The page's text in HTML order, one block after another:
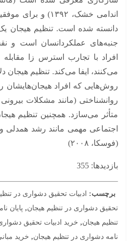
اندامی خشک، ۱۳۹۲) و
دانسته شده است. تنظیم هیجان
جنبه‌های عملکردانسان است و
افراد با تجارب استرس زا
می‌کنند، ایفا می‌کند. تنظیم هیجان
روش‌هایی که افراد هیجان‌هایشان
روانشناختی (مانند مشکلات
متأثر می‌سازد. همچنین تنظیم
اجتماعی مهمی مانند رشد همدلی
(فوسکا، ۲۰۰۸)
بازدیدها: 355
برچسب:ادبیات تحقیق دشواری در
تحقیق دشواری در تنظیم هیجان,پایان
تنظیم هیجان,خرید ادبیات تحقیق دشواری
نامه دشواری در تنظیم هیجان,خرید